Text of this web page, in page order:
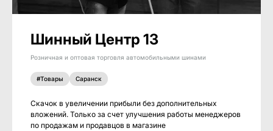
Шинный Центр 13
Розничная и оптовая торговля автомобильными шинами
#Товары Саранск
Скачок в увеличении прибыли без дополнительных
вложений. Только за счет улучшения работы менеджеров
по продажам и продавцов в магазине